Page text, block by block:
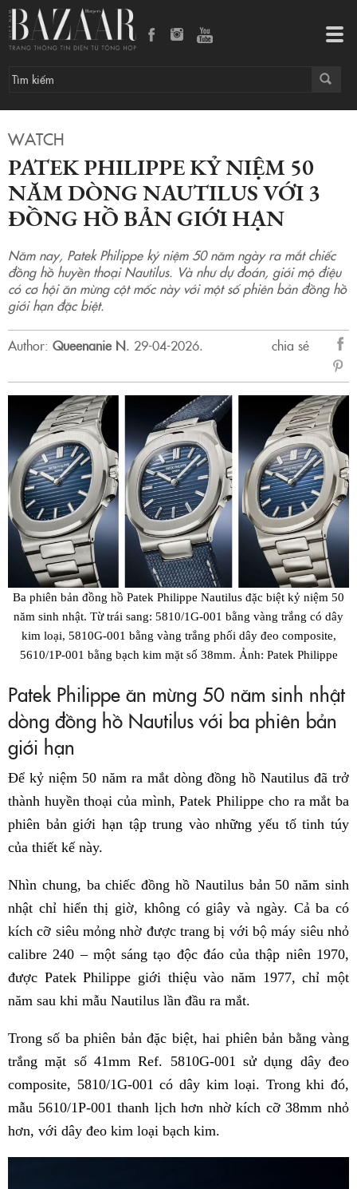
WATCH
PATEK PHILIPPE KỶ NIỆM 50
NĂM DÒNG NAUTILUS VỚI 3
ĐỒNG HỒ BẢN GIỚI HẠN
Năm nay, Patek Philippe kỷ niệm 50 năm ngày ra mắt chiếc
đồng hồ huyền thoại Nautilus. Và như dự đoán, giới mộ điệu
có cơ hội ăn mừng cột mốc này với một số phiên bản đồng hồ
giới hạn đặc biệt.
Author: Queenanie N. 29-04-2026.
chia sẻ
sẻ
Ba phiên bản đồng hồ Patek Philippe Nautilus đặc biệt kỷ niệm 50
năm sinh nhật. Từ trái sang: 5810/1G-001 bằng vàng trắng có dây
kim loại, 5810G-001 bằng vàng trắng phối dây đeo composite,
5610/1P-001 bằng bạch kim mặt số 38mm. Ảnh: Patek Philippe
Patek Philippe ăn mừng 50 năm sinh nhật
dòng đồng hồ Nautilus với ba phiên bản
giới hạn
Để kỷ niệm 50 năm ra mắt dòng đồng hồ Nautilus đã trở
thành huyền thoại của mình, Patek Philippe cho ra mắt ba
phiên bản giới hạn tập trung vào những yếu tố tinh túy
của thiết kế này.
Nhìn chung, ba chiếc đồng hồ Nautilus bản 50 năm sinh
nhật chỉ hiển thị giờ, không có giây và ngày. Cả ba có
kích cỡ siêu mỏng nhờ được trang bị với bộ máy siêu nhỏ
calibre 240 – một sáng tạo độc đáo của thập niên 1970,
được Patek Philippe giới thiệu vào năm 1977, chỉ một
năm sau khi mẫu Nautilus lần đầu ra mắt.
Trong số ba phiên bản đặc biệt, hai phiên bản bằng vàng
trắng mặt số 41mm Ref. 5810G-001 sử dụng dây đeo
composite, 5810/1G-001 có dây kim loại. Trong khi đó,
mẫu 5610/1P-001 thanh lịch hơn nhờ kích cỡ 38mm nhỏ
hơn, với dây đeo kim loại bạch kim.